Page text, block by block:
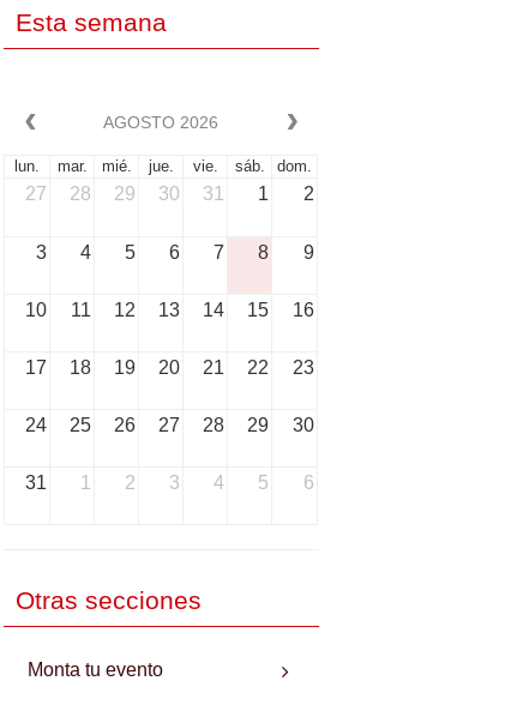
Esta semana
AGOSTO 2026
lun. mar. mié. jue. vie. sáb. dom.
27 28 29 30 31 1 2
3 4 5 6 7 8 9
10 11 12 13 14 15 16
17 18 19 20 21 22 23
24 25 26 27 28 29 30
31 1 2 3 4 5 6
Otras secciones
Monta tu evento